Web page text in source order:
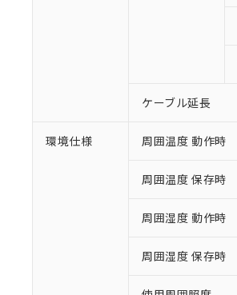
ケーブル延長
環境仕様 周囲温度 動作時
周囲温度 保存時
周囲湿度 動作時
周囲湿度 保存時